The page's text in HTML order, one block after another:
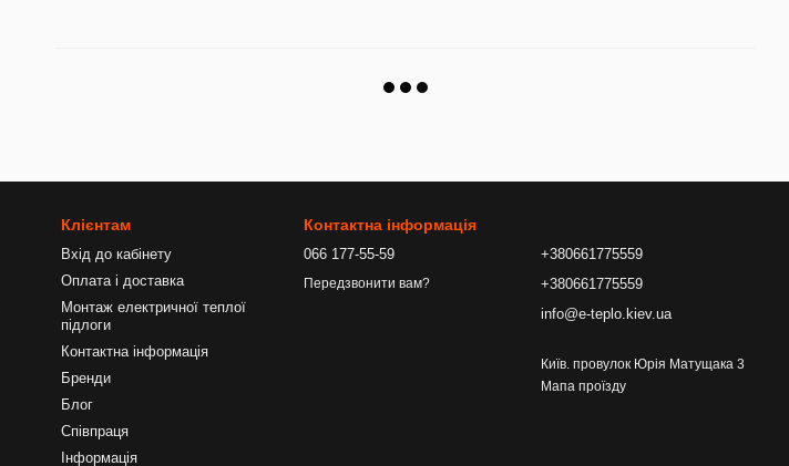
Клієнтам
Вхід до кабінету
Оплата і доставка
Монтаж електричної теплої
підлоги
Контактна інформація
Бренди
Блог
Співпраця
Інформація
Контактна інформація
066 177-55-59
Передзвонити вам?
+380661775559
+380661775559
info@e-teplo.kiev.ua
Київ. провулок Юрія Матущака 3
Мапа проїзду